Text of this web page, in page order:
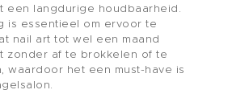
een langdurige houdbaarheid.
is essentieel om ervoor te
nail art tot wel een maand
zonder af te brokkelen of te
waardoor het een must-have is